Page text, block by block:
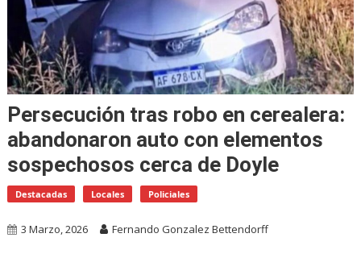
Persecución tras robo en cerealera:
abandonaron auto con elementos
sospechosos cerca de Doyle
Destacadas Locales Policiales
3 Marzo, 2026 Fernando Gonzalez Bettendorff